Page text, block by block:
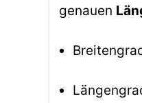
genauen